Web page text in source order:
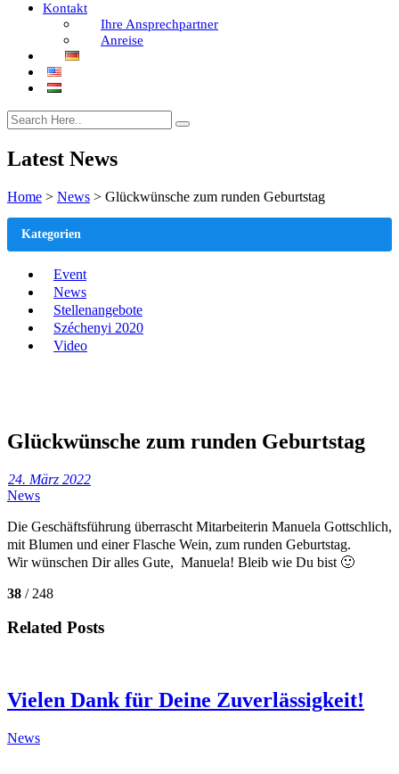
Kontakt
Ihre Ansprechpartner
Anreise
Latest News
Home > News > Glückwünsche zum runden Geburtstag
Glückwünsche zum runden Geburtstag
24. März 2022
News
Die Geschäftsführung überrascht Mitarbeiterin Manuela Gottschlich,
mit Blumen und einer Flasche Wein, zum runden Geburtstag.
Wir wünschen Dir alles Gute, Manuela! Bleib wie Du bist 🙂
38 / 248
Related Posts
Vielen Dank für Deine Zuverlässigkeit!
News
Kategorien
Event
News
Stellenangebote
Széchenyi 2020
Video